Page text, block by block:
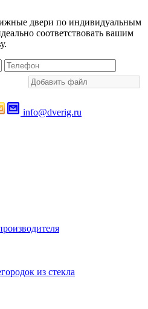
двери по индивидуальным
соответствовать вашим
info@dverig.ru
из стекла